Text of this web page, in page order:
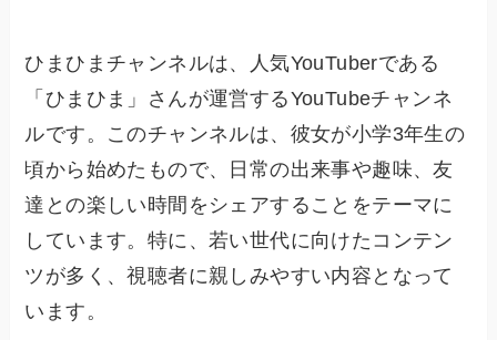
ひまひまチャンネルは、人気YouTuberである
「ひまひま」さんが運営するYouTubeチャンネ
ルです。このチャンネルは、彼女が小学3年生の
頃から始めたもので、日常の出来事や趣味、友
達との楽しい時間をシェアすることをテーマに
しています。特に、若い世代に向けたコンテン
ツが多く、視聴者に親しみやすい内容となって
います。